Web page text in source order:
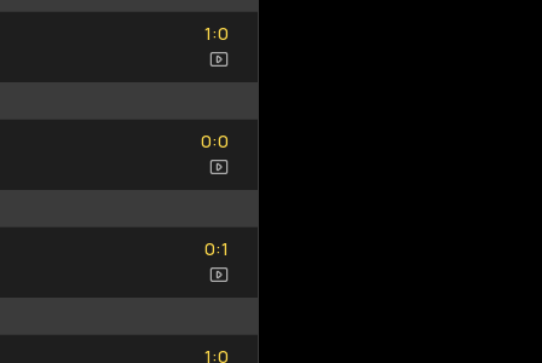
1
1:
0
0
0
0:
0
0
0
0:
1
1
1
1:
0
0